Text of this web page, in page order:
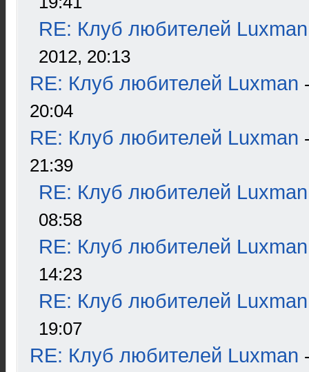
RE: Клуб любителей Luxman
2012, 20:13
RE: Клуб любителей Luxman
20:04
RE: Клуб любителей Luxman
21:39
RE: Клуб любителей Luxman
08:58
RE: Клуб любителей Luxman
14:23
RE: Клуб любителей Luxman
19:07
RE: Клуб любителей Luxman